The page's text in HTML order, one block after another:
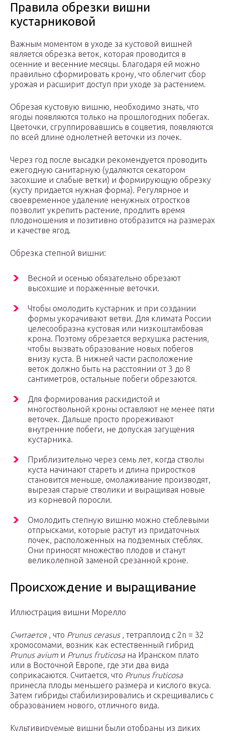
Правила обрезки вишни
кустарниковой
Важным моментом в уходе за кустовой вишней
является обрезка веток, которая проводится в
осенние и весенние месяцы. Благодаря ей можно
правильно сформировать крону, что облегчит сбор
урожая и расширит доступ при уходе за растением.
Обрезая кустовую вишню, необходимо знать, что
ягоды появляются только на прошлогодних побегах.
Цветочки, сгруппировавшись в соцветия, появляются
по всей длине однолетней веточки из почек.
Через год после высадки рекомендуется проводить
ежегодную санитарную (удаляются секатором
засохшие и слабые ветки) и формирующую обрезку
(кусту придается нужная форма). Регулярное и
своевременное удаление ненужных отростков
позволит укрепить растение, продлить время
плодоношения и позитивно отобразится на размерах
и качестве ягод.
Обрезка степной вишни:
Весной и осенью обязательно обрезают
высохшие и пораженные веточки.
Чтобы омолодить кустарник и при создании
формы укорачивают ветви. Для климата России
целесообразна кустовая или низкоштамбовая
крона. Поэтому обрезается верхушка растения,
чтобы вызвать образование новых побегов
внизу куста. В нижней части расположение
веток должно быть на расстоянии от 3 до 8
сантиметров, остальные побеги обрезаются.
Для формирования раскидистой и
многоствольной кроны оставляют не менее пяти
веточек. Дальше просто прореживают
внутренние побеги, не допуская загущения
кустарника.
Приблизительно через семь лет, когда стволы
куста начинают стареть и длина приростков
становится меньше, омолаживание производят,
вырезая старые стволики и выращивая новые
из корневой поросли.
Омолодить степную вишню можно стеблевыми
отпрысками, которые растут из придаточных
почек, расположенных на подземных стеблях.
Они приносят множество плодов и станут
великолепной заменой срезанной кроне.
Происхождение и выращивание
Иллюстрация вишни Морелло
Считается , что Prunus cerasus, тетраплоид с 2n = 32
хромосомами, возник как естественный гибрид
Prunus avium и Prunus fruticosa на Иранском плато
или в Восточной Европе, где эти два вида
соприкасаются. Считается, что Prunus fruticosa
принесла плоды меньшего размера и кислого вкуса.
Затем гибриды стабилизировались и скрещивались с
образованием нового, отличного вида.
Культивируемые вишни были отобраны из диких